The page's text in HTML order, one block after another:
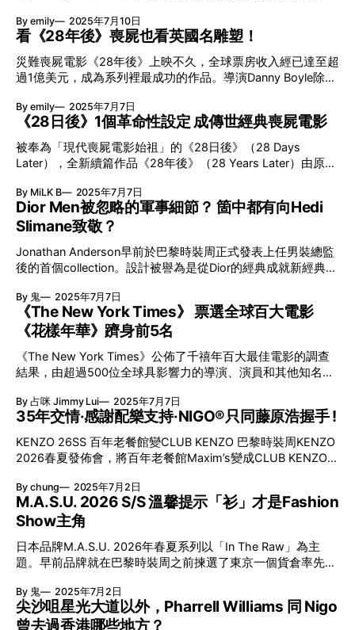
Williams與NIGO三方合作背後的文化脈絡與情感連繫。 現可
於網上訂購： www.milkmart.com/products/journey-to-
connect 7月9至16日期間訂購，網上訂購可獲9折優惠及本地
免運費；各書報攤及誠品書店亦有售。 《Journey to
Connect》Highlight 1 ：雙封面設計！揭示Inner Circle創作密
碼 《Journey to Connect》為雙封面設計，簡而有力地記錄
Louis Vuitton 2025秋冬男裝系列從靈感誕生到成形的過程。
與NIGO這對摯友逾20年來的深厚友情，從相知相惜到聯手為
Louis Vuitton創造傳奇之作，為未來帶來無限想像。封面特別
By emily 2025年7月10日
看《28年後》喪屍也看英國名雕塑！
災難喪屍電影《28年後》上映不久，全球票房收入經已達至超
過1億美元，成為系列裡最成功的作品。導演Danny Boyle除了
攝影裝備之餘，同樣值得留意是他拍下了英國當代雕塑家
Antony Gormley的作品《Angel of the North》。多年來不少
人為了這件雕塑，而特意到訪英國北部走一轉，究竟這件雕塑
有甚麼特別？ 《28年後》出現英國最強地標！ 《Angel of the
North》是Antony Gormley於1998年於Gateshead創作的巨型
地標雕塑，20米高加上比波音757或767客機還要長的54米展
翅，堪稱得上為世上最巨型的天使雕塑。它就有如紐約自由女
神像或是里約熱內盧救世基督像那樣突出，據說每年有數千萬
人在高速公路上經過，成為最多人看過的雕塑之一。《Angel
of the North》造價為80萬英鎊，在1998年2月竣工。以耐候
鋼為材，所使用的鋼材足以製造16輛英國雙層巴士；單是地面
是問，為甚麼是天使？我唯一的答案是，沒人見過天使
By emily 2025年7月7日
《28日後》1個革命性設定 成傳世經典喪屍電影
被奉為「現代喪屍電影始祖」的《28日後》（28 Days
Later），全新續篇作品《28年後》（28 Years Later）由原版
Garland）最新聯手打造，令影迷極為期待，不過要超越《28
日後》的經典，難度極高。 《28日後》2002年在英國上映
時，已震驚全世界，電影以全新革命性設計奔跑喪屍襲地球，
直接影響之後大部份喪屍影視、漫畫等潮流文化。而倫敦末世
空盪質感的超強衝擊力，估不到相隔近20年後，因新冠疫症大
爆發，倫敦封城令街頭真實上演空無一人的情況，電影更被喻
為神預言！ 革命性奔跑喪屍 恐怖升級 在c出現之前，傳統影
視作品中的喪屍多為緩慢移動的「行屍走肉」，但《28日後》
首次大膽設計出動作快速、兇猛如野獸般的「感染者」。這種
速度感令觀眾的恐懼大升級，也重新定義了喪屍片，往後這20
多年，幾乎所有與喪屍有關的影視創作，都跟從這種設定，
By MiLK B 2025年7月7日
Dior Men被忽略的軍事細節？ 箇中都有向Hedi
Slimane致敬？
Jonathan Anderson早前於巴黎時裝周正式發表上任男裝總監
後的首個collection。設計被譽為是從Dior的經典成就新經典，
華麗的軍裝設計，不其然令人回憶起20年前的Dior Homme。
榮軍院內展示19世紀軍服概念 Jonathan Anderson成為Dior創
意總監的首個collection早前揀選了在巴黎的榮軍院舉行（又
稱傷兵院，原本為治療退伍軍人的醫院；後來拿破崙亦遷葬於
此）。被譽為是2026S/S巴黎時裝周最賞心悅目的系列，
Anderson在設計中除了向Dior昔日的Bar Jacket致敬、將Delft
Dress（1948）演繹成Cargo Shorts；天橋上亦出現過幾套以
19世紀軍服為靈感的設計，別忘記，這亦曾是Dior男裝的標
記！ 20年前Dior Homme的經典 2000年代初，Hedi Slimane
的「Dior Homme」年代帶起過病態美的Skinny Jeans風潮。
然後在2006年春夏系列，他更一度把19世紀騎兵的軍服元素
By 鬼 2025年7月7日
《The New York Times》 票選全球百大電影
《花樣年華》躋身前5名
《The New York Times》公佈了千禧年百大最佳電影的調查
結果，由超過500位全球具影響力的導演、演員和其他知名人
華》排名第4 遠超奧斯卡最佳電影 《The New York Times》
（紐約時報）邀請了超過500位全球具影響力的導演、演員及
其他知名人士，投票選出2000至2025年100齣最佳電影。由
王家衛執導的《花樣年華》（2000年）榮獲第4名，遠超排名
第65名的《奧本海默》，後者曾獲得2024年奧斯卡最佳電
影。 《千與千尋》成為入選10大唯一動畫 由宮崎駿執導的
《千與千尋》（2001年）全球票房總額超過3.83億美金，曾
獲得2003年奧斯卡金像獎最佳動畫，而這次百大票選，《千
與千尋》成為了唯一一套動畫入選前10名。 入選百大電影的
Marvel作品《黑豹》 《黑豹》（2018年）成為此次票選中唯
一入選百大的Marvel電影。截至2025年6月，更是史上最高票
得2019年奧斯卡最佳原創音樂、最佳服裝設計和最佳美術設
計，
By 占咪 Jimmy Lui 2025年7月7日
35年交情·感謝配樂支持·NIGO®只同藤原浩握手 !
KENZO 26SS 百年老餐館變CLUB KENZO 巴黎時裝周KENZO
2026春夏發佈會，將百年老餐館Maxim’s變成CLUB KENZO
夜為時裝秀配樂的藤原浩和Futura便坐在一起，而到謝幕時主
人家NIGO®更特地上前和HF握手，亦是2人繼去年上海
Moncler活動後再次同框，見證彼此接近35年的友情。 NIGO®
身穿Kenzo Cartoon 「QUIQUE」主題T NIGO®身穿Kenzo
Cartoon 「QUIQUE」主題T，是今季限定品。NIGO®設計從
Punk、Pop Art、塗鴉中萃取創意元素，表達復古與童趣概
念，配搭KENZO經典印花演繹，以玩味重塑經典視角。
「QUIQUE」主題T可到Kenzo官網訂購，定價HKD 1,690。
NIGO®私藏牛牛 變主題圖案 NIGO®是世界知名收藏家，廣告
By chung 2025年7月2日
M.A.S.U. 2026 S/S 溫馨提示「衫」才是Fashion
Show主角
日本品牌M.A.S.U. 2026年春夏系列以「In The Raw」為主
題。早前品牌就在巴黎時裝周之前揀選了東京一個貨倉率先舉
牌Fans出席。全因設計師後藤愼平希望在場的每位都是為了
「睇衫」而來，並不是單純為「打卡」然後在IG發文…… Fans
優先場，對演算法的抗議？ 睇時裝騷似去音樂會。星光熠
By 鬼 2025年7月2日
尖沙咀星光大道以外，Pharrell Williams 同 Nigo
曾去過香港哪些地方？